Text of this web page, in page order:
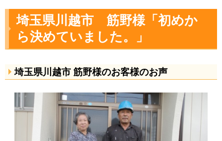
埼玉県川越市 筋野様「初めか
ら決めていました。」
埼玉県川越市 筋野様のお客様のお声